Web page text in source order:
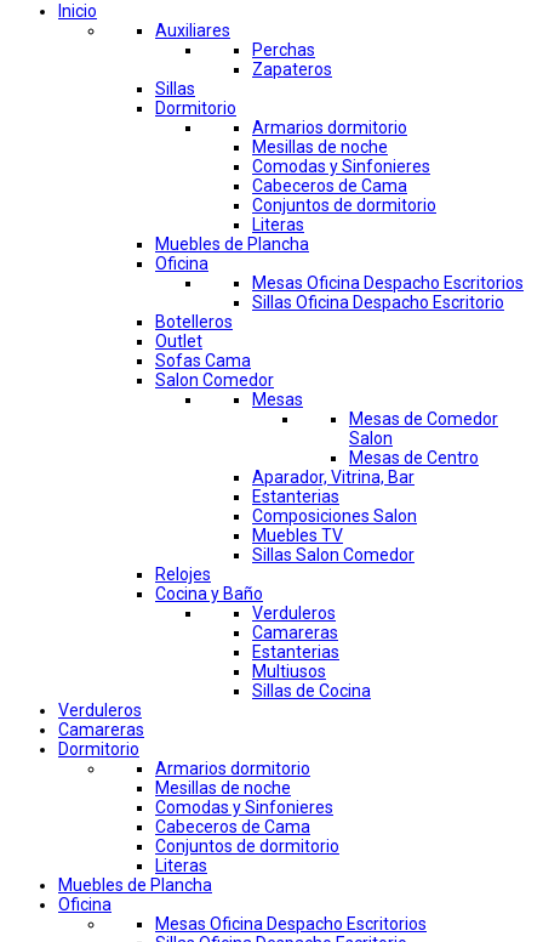
Inicio
Auxiliares
Perchas
Zapateros
Sillas
Dormitorio
Armarios dormitorio
Mesillas de noche
Comodas y Sinfonieres
Cabeceros de Cama
Conjuntos de dormitorio
Literas
Muebles de Plancha
Oficina
Mesas Oficina Despacho Escritorios
Sillas Oficina Despacho Escritorio
Botelleros
Outlet
Sofas Cama
Salon Comedor
Mesas
Mesas de Comedor
Salon
Mesas de Centro
Aparador, Vitrina, Bar
Estanterias
Composiciones Salon
Muebles TV
Sillas Salon Comedor
Relojes
Cocina y Baño
Verduleros
Camareras
Estanterias
Multiusos
Sillas de Cocina
Verduleros
Camareras
Dormitorio
Armarios dormitorio
Mesillas de noche
Comodas y Sinfonieres
Cabeceros de Cama
Conjuntos de dormitorio
Literas
Muebles de Plancha
Oficina
Mesas Oficina Despacho Escritorios